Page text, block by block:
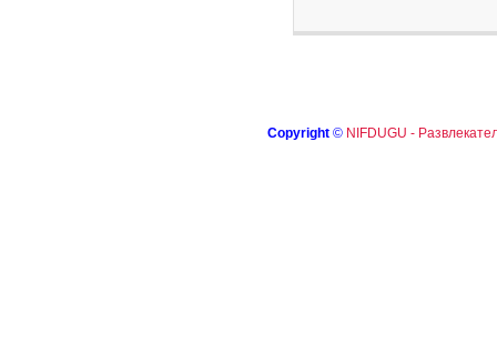
Copyright © NIFDUGU -